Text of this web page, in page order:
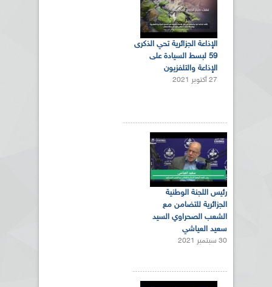
الإذاعة الجزائرية تحي الذكرى
59 لبسط السيادة على
الإذاعة والتلفزيون
27 أكتوبر 2021
رئيس اللجنة الوطنية
الجزائرية للتضامن مع
الشعب الصحراوي السيد
سعيد العياشي
30 سبتمبر 2021